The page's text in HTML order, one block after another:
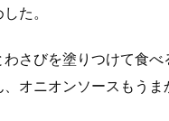
た。
さびを塗りつけて食べ
オニオンソースもうま